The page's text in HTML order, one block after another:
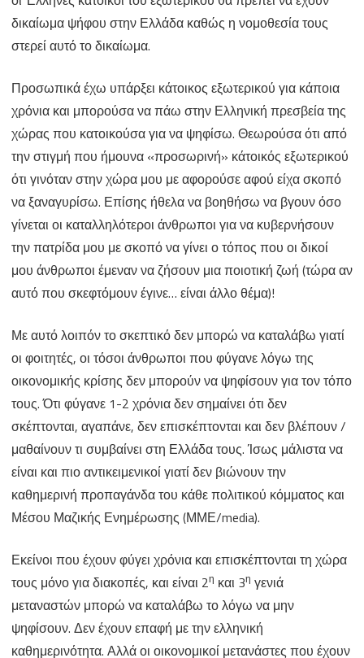
εκτός
δικαίωμα ψήφου στην Ελλάδα καθώς η νομοθεσία τους
στερεί αυτό το δικαίωμα.
Προσωπικά έχω υπάρξει κάτοικος εξωτερικού για κάποια
χρόνια και μπορούσα να πάω στην Ελληνική πρεσβεία της
χώρας που κατοικούσα για να ψηφίσω. Θεωρούσα ότι από
την στιγμή που ήμουνα «προσωρινή» κάτοικός εξωτερικού
ότι γινόταν στην χώρα μου με αφορούσε αφού είχα σκοπό
να ξαναγυρίσω. Επίσης ήθελα να βοηθήσω να βγουν όσο
γίνεται οι καταλληλότεροι άνθρωποι για να κυβερνήσουν
την πατρίδα μου με σκοπό να γίνει ο τόπος που οι δικοί
μου άνθρωποι έμεναν να ζήσουν μια ποιοτική ζωή (τώρα αν
αυτό που σκεφτόμουν έγινε… είναι άλλο θέμα)!
Με αυτό λοιπόν το σκεπτικό δεν μπορώ να καταλάβω γιατί
οι φοιτητές, οι τόσοι άνθρωποι που φύγανε λόγω της
οικονομικής κρίσης δεν μπορούν να ψηφίσουν για τον τόπο
τους. Ότι φύγανε 1-2 χρόνια δεν σημαίνει ότι δεν
σκέπτονται, αγαπάνε, δεν επισκέπτονται και δεν βλέπουν /
μαθαίνουν τι συμβαίνει στη Ελλάδα τους. Ίσως μάλιστα να
είναι και πιο αντικειμενικοί γιατί δεν βιώνουν την
καθημερινή προπαγάνδα του κάθε πολιτικού κόμματος και
Μέσου Μαζικής Ενημέρωσης (ΜΜΕ/media).
Εκείνοι που έχουν φύγει χρόνια και επισκέπτονται τη χώρα
τους μόνο για διακοπές, και είναι 2η και 3η γενιά
μεταναστών μπορώ να καταλάβω το λόγω να μην
ψηφίσουν. Δεν έχουν επαφή με την ελληνική
καθημερινότητα. Αλλά οι οικονομικοί μετανάστες που έχουν